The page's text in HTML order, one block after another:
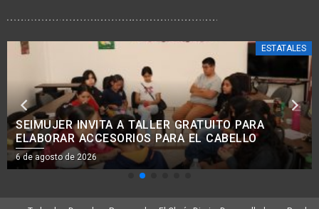
CIUDAD HIDALGO
JEOVANA ALCÁNTAR DESTACA CREATIVIDAD Y
COMPROMISO DE ALUMNOS DE ARQUITECTURA DE
LA UNICLA
6 de agosto de 2026